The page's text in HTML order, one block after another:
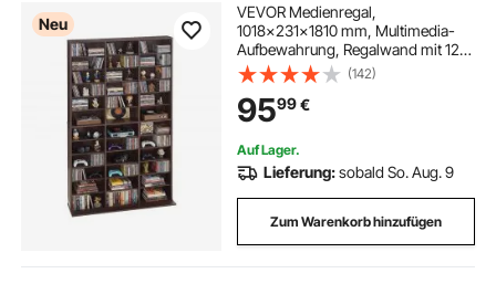
Neu
VEVOR Medienregal,
1018x231x1810 mm, Multimedia-
Aufbewahrung, Regalwand mit 12
Regalebenen 36 Fächer für CDs,
DVDs, Bücher & Spiele, CD-Regal
für Wohnzimmer, Homeoffice,
Aufnahmeraum
(142)
9599€
Auf Lager.
Lieferung:sobald So. Aug. 9
Zum Warenkorb hinzufügen